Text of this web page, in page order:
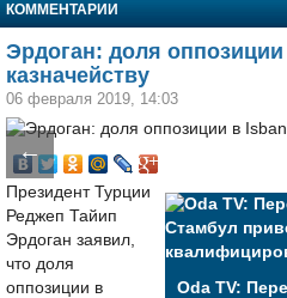
КОММЕНТАРИИ
Эрдоган: доля
казначейству
06 февраля 2019, 14:03
←
Oda TV:
Президент Турции
Реджеп Тайип
Эрдоган заявил,
что доля
оппозиции в